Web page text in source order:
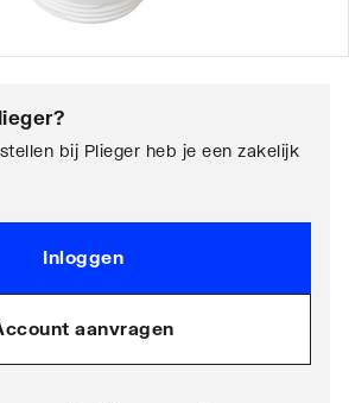
?
bij Plieger heb je een zakelijk
Inloggen
aanvragen